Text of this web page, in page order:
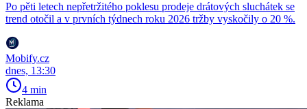
Po pěti letech nepřetržitého poklesu prodeje drátových sluchátek se
trend otočil a v prvních týdnech roku 2026 tržby vyskočily o 20 %.
Mobify.cz
dnes, 13:30
4 min
Reklama